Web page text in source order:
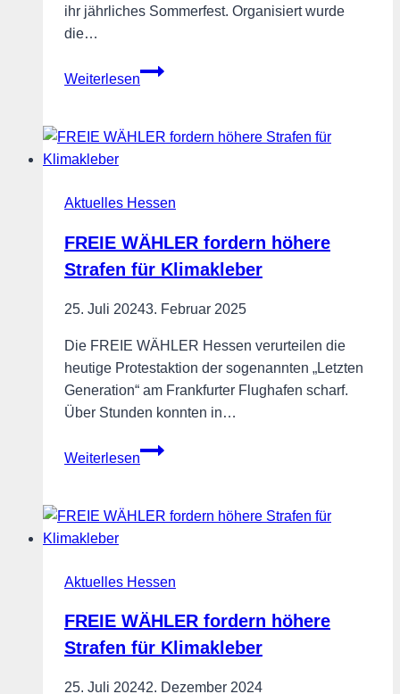
ihr jährliches Sommerfest. Organisiert wurde
die…
Weiterlesen
FREIE
in
Aktuelles Hessen
FREIE WÄHLER fordern höhere
Strafen für Klimakleber
25. Juli 20243. Februar 2025
Die FREIE WÄHLER Hessen verurteilen die
heutige Protestaktion der sogenannten „Letzten
Generation“ am Frankfurter Flughafen scharf.
Über Stunden konnten in…
Weiterlesen
FREIE
höhere
Klimakleber
Aktuelles Hessen
FREIE WÄHLER fordern höhere
Strafen für Klimakleber
25. Juli 20242. Dezember 2024